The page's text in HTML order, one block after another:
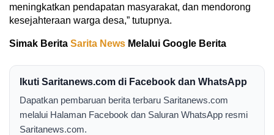
meningkatkan pendapatan masyarakat, dan mendorong
kesejahteraan warga desa,” tutupnya.
Simak Berita Sarita News Melalui Google Berita
Ikuti Saritanews.com di Facebook dan WhatsApp
Dapatkan pembaruan berita terbaru Saritanews.com
melalui Halaman Facebook dan Saluran WhatsApp resmi
Saritanews.com.